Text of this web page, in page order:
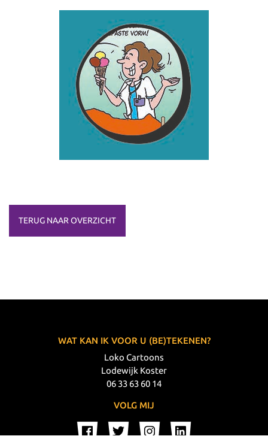
TERUG NAAR OVERZICHT
WAT KAN IK VOOR U (BE)TEKENEN?
Loko Cartoons
Lodewijk Koster
06 33 63 60 14
VOLG MIJ